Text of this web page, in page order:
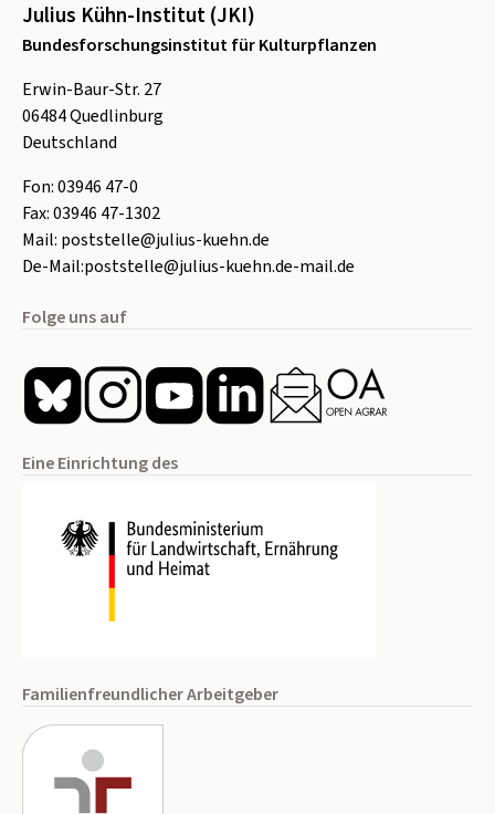
Julius Kühn-Institut (JKI)
Bundesforschungsinstitut für Kulturpflanzen
Erwin-Baur-Str. 27
06484Quedlinburg
Deutschland
Fon:03946 47-0
Fax:03946 47-1302
Mail: poststelle@julius-kuehn.de
De-Mail:poststelle@julius-kuehn.de-mail.de
Folge uns auf
Eine Einrichtung des
Familienfreundlicher Arbeitgeber